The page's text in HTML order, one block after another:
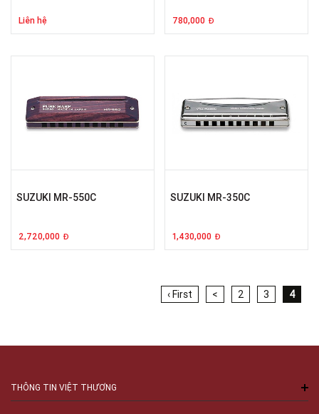
Liên hệ 780,000 Đ
SUZUKI MR-550C
2,720,000 Đ
SUZUKI MR-350C
1,430,000 Đ
‹ First < 2 3 4
THÔNG TIN VIỆT THƯƠNG